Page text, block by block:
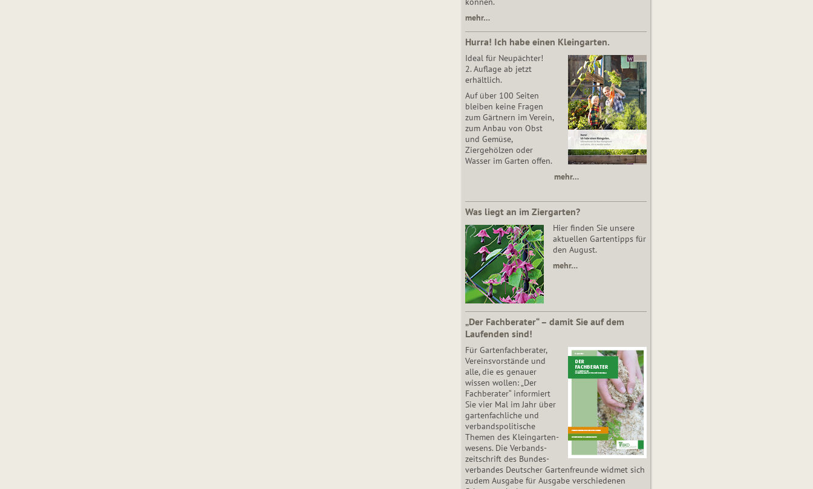
mehr…
Hurra! Ich habe einen Kleingarten.
Ideal für Neupächter!
2. Auflage ab jetzt
erhältlich.
Auf über 100 Seiten
bleiben keine Fragen
zum Gärtnern im Verein,
zum Anbau von Obst
und Gemüse,
Ziergehölzen oder
Wasser im Garten offen.
mehr…
Was liegt an im Ziergarten?
Hier finden Sie unsere
aktuellen Gartentipps für
den August.
mehr…
„Der Fachberater“ – damit Sie auf dem
Laufenden sind!
Für Gartenfachberater,
Vereinsvorstände und
alle, die es genauer
wissen wollen: „Der
Fachberater“ informiert
Sie vier Mal im Jahr über
gartenfachliche und
verbandspolitische
Themen des Klein­gar­ten­
wesens. Die Ver­bands­
zeit­schrift des Bun­des­
ver­ban­des Deutscher Gartenfreunde widmet sich
zudem Ausgabe für Ausgabe verschiedenen